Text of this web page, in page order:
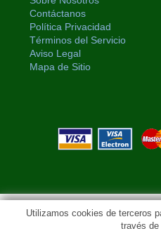
Utilizamos cookies de terceros
través de
Contáctanos
Política Privacidad
Términos del Servicio
Aviso Legal
Mapa de Sitio